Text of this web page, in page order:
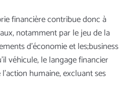
financière contribue donc à
notamment par le jeu de la
d’économie et les;business
véhicule, le langage financier
humaine, excluant ses